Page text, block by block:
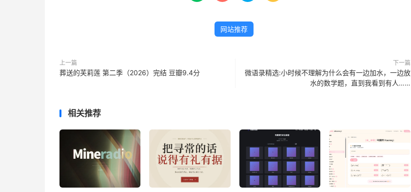
网站推荐
上一篇
葬送的芙莉莲 第二季（2026）完结 豆瓣9.4分
下一篇
微语录精选:小时候不理解为什么会有一边加水，一边放
水的数学题，直到我看到有人……
相关推荐